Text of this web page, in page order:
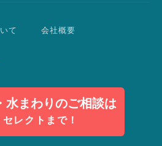
て 会社概要
水まわりのご相談は
セレクトまで！